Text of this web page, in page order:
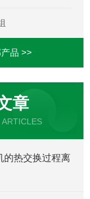
品 >>
章
ARTICLES
的热交换过程离